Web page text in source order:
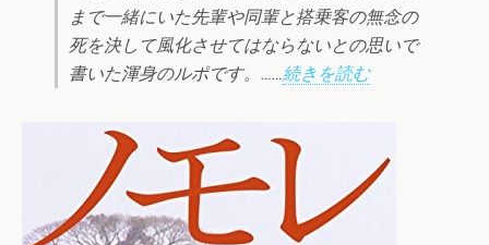
まで一緒にいた先輩や同輩と搭乗客の無念の
死を決して風化させてはならないとの思いで
書いた渾身のルポです。……続きを読む